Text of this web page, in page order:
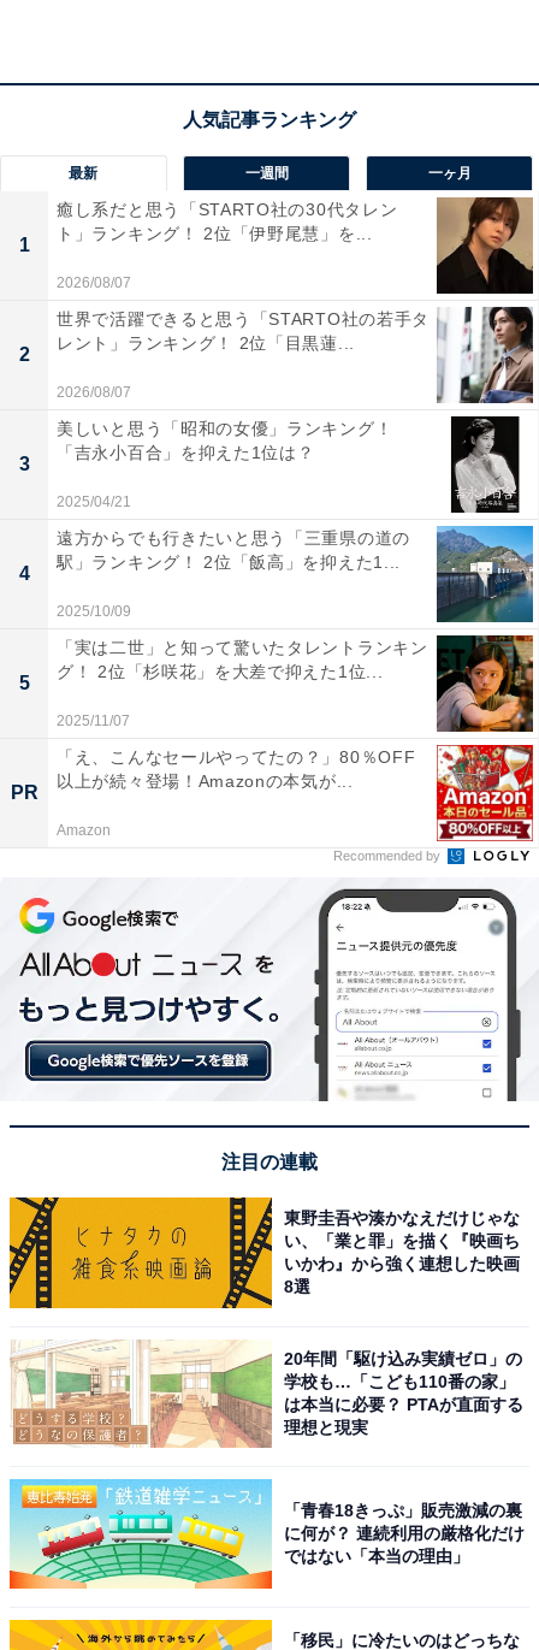
「相手が亡くなったという報道で事実婚のことも知
ったので、二重に驚きました」(30代女性／静岡県)
「公私ともにパートナーとして支え合っていた関係
性がとても印象的で、事実婚を選択されていたこと
に驚いたから」(30代女性／長崎県)
View this post on Instagram
堂々の1位に選ばれたのは、多くのヒット作で高い評価
ットルの涙』（フジテレビ系）での涙を誘う演技でブレ
最新 一週間 一ヶ月
1
癒し系だと思う「STARTO社の30代タレン
ト」ランキング！ 2位「伊野尾慧」を...
2026/08/07
2
世界で活躍できると思う「STARTO社の若手タ
レント」ランキング！ 2位「目黒蓮...
2026/08/07
3
美しいと思う「昭和の女優」ランキング！
「吉永小百合」を抑えた1位は？
2025/04/21
4
遠方からでも行きたいと思う「三重県の道の
駅」ランキング！ 2位「飯高」を抑えた1...
2025/10/09
5
「実は二世」と知って驚いたタレントランキン
グ！ 2位「杉咲花」を大差で抑えた1位...
2025/11/07
PR
「え、こんなセールやってたの？」80％OFF
以上が続々登場！Amazonの本気が...
Amazon
Recommended by
注目の連載
東野圭吾や湊かなえだけじゃな
い、「業と罪」を描く『映画ち
いかわ』から強く連想した映画
8選
20年間「駆け込み実績ゼロ」の
学校も…「こども110番の家」
は本当に必要？ PTAが直面する
理想と現実
「青春18きっぷ」販売激減の裏
に何が？ 連続利用の厳格化だけ
ではない「本当の理由」
「移民」に冷たいのはどっちな